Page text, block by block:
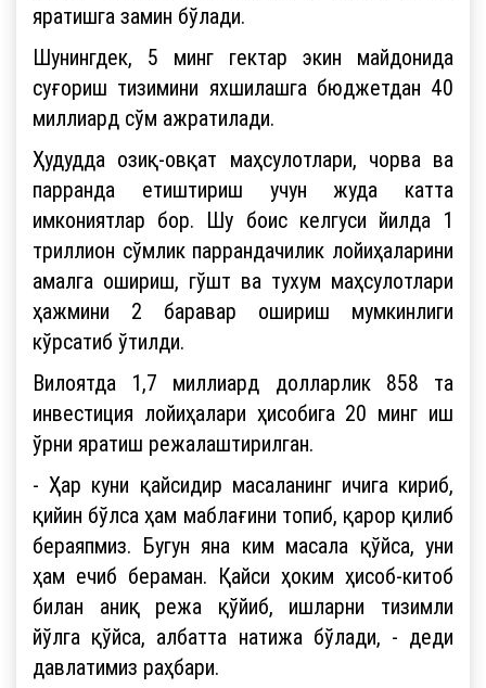
яратишга замин бўлади.
Шунингдек, 5 минг гектар экин майдонида
суғориш тизимини яхшилашга бюджетдан 40
миллиард сўм ажратилади.
Ҳудудда озиқ-овқат маҳсулотлари, чорва ва
парранда етиштириш учун жуда катта
имкониятлар бор. Шу боис келгуси йилда 1
триллион сўмлик паррандачилик лойиҳаларини
амалга ошириш, гўшт ва тухум маҳсулотлари
ҳажмини 2 баравар ошириш мумкинлиги
кўрсатиб ўтилди.
Вилоятда 1,7 миллиард долларлик 858 та
инвестиция лойиҳалари ҳисобига 20 минг иш
ўрни яратиш режалаштирилган.
- Ҳар куни қайсидир масаланинг ичига кириб,
қийин бўлса ҳам маблағини топиб, қарор қилиб
бераяпмиз. Бугун яна ким масала қўйса, уни
ҳам ечиб бераман. Қайси ҳоким ҳисоб-китоб
билан аниқ режа қўйиб, ишларни тизимли
йўлга қўйса, албатта натижа бўлади, - деди
давлатимиз раҳбари.